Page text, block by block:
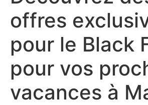
offres
pour le Black
pour vos
vacances à